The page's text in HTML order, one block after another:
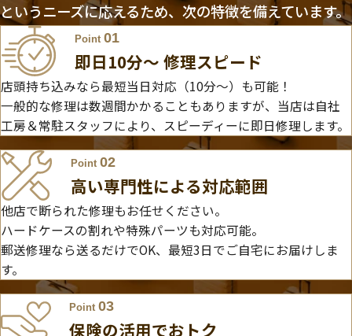
というニーズに応えるため、次の特徴を備えています。
Point 01
即日10分〜 修理スピード
店頭持ち込みなら最短当日対応（10分～）も可能！
一般的な修理は数週間かかることもありますが、当店は自社
工房＆常駐スタッフにより、スピーディーに即日修理します。
Point02
高い専門性による対応範囲
他店で断られた修理もお任せください。
ハードケースの割れや特殊パーツも対応可能。
郵送修理なら送るだけでOK、最短3日でご自宅にお届けしま
す。
Point 03
保険の活用でおトク